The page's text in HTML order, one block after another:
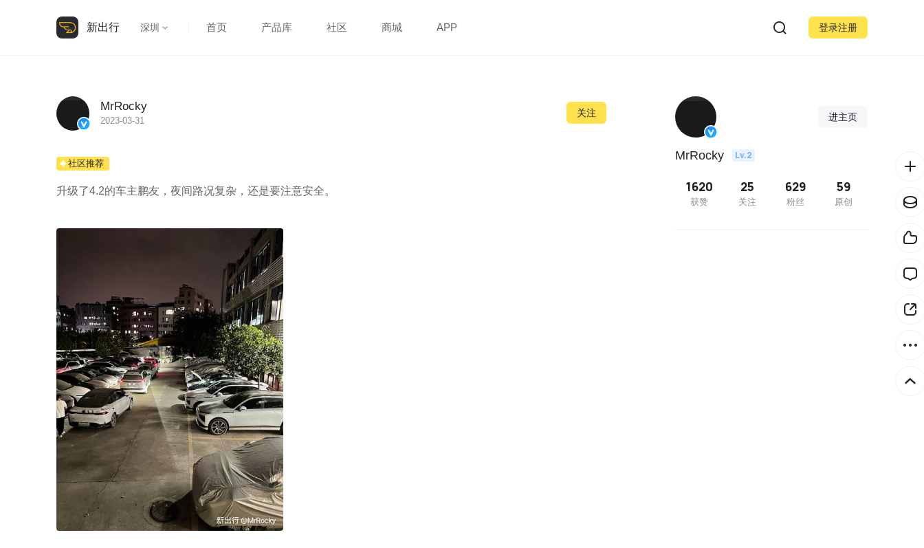
新出行 深圳 首页 产品库 社区 商城 APP 登录注册
MrRocky
2023-03-31
关注
社区推荐
升级了4.2的车主鹏友，夜间路况复杂，还是要注意安全。
进主页
MrRocky Lv.2
1620
获赞
25
关注
629
粉丝
59
原创